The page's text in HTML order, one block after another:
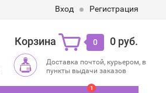
Вход Регистрация
Корзина 0 0 руб.
Доставка почтой, курьером, в
пункты выдачи заказов
1